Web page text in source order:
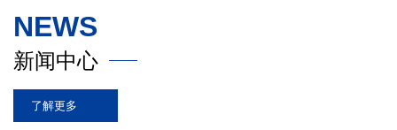
NEWS
新闻中心
了解更多